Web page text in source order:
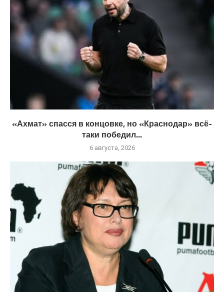
«Ахмат» спасся в концовке, но «Краснодар» всё-
таки победил...
6 августа, 2026